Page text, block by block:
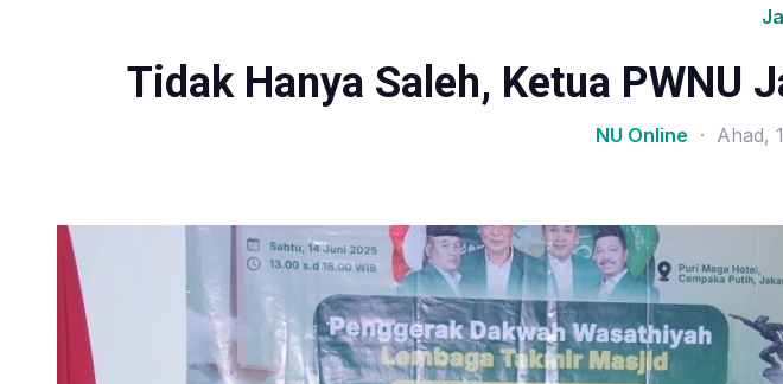
Tidak Hanya Saleh, Ketua PWNU
NU Online · Ahad,